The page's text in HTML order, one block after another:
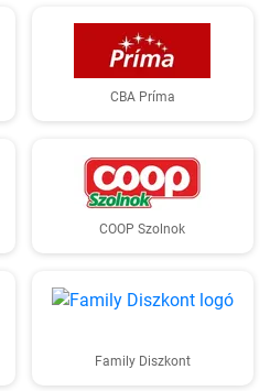
CBA Príma
COOP Szolnok
Family Diszkont